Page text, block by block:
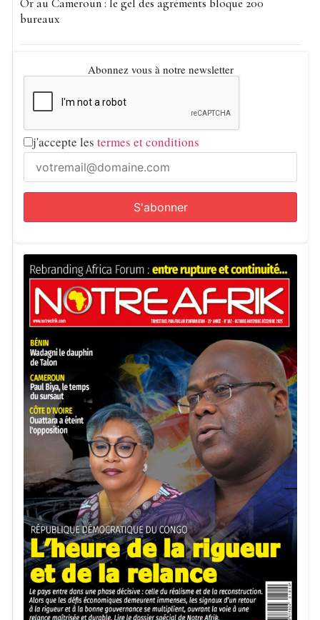
Or au Cameroun : le gel des agréments bloque 200
bureaux
Abonnez vous à notre newsletter
j'accepte les termes et conditions